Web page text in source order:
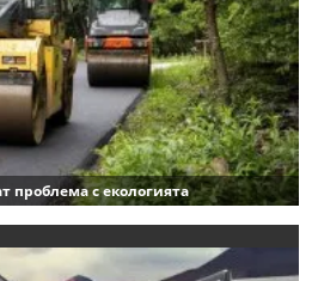
проблема с екологията